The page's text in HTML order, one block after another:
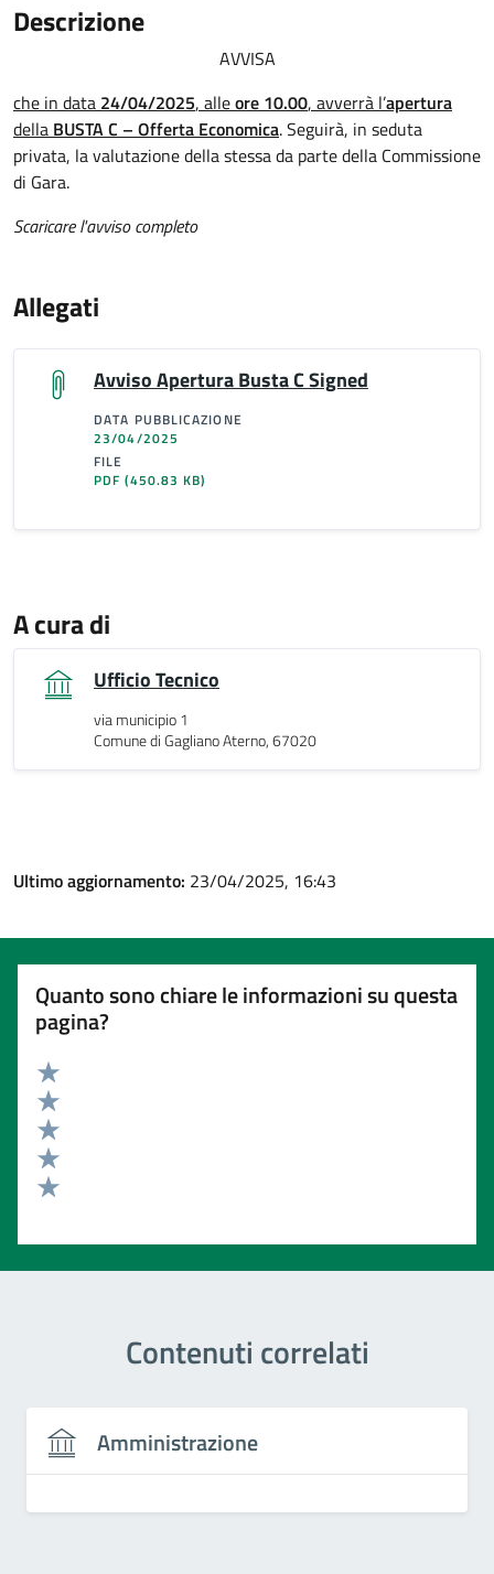
Descrizione
AVVISA
che in data 24/04/2025, alleore 10.00, avverrà l’apertura
della BUSTA C – Offerta Economica. Seguirà, in seduta
privata, la valutazione della stessa da parte della Commissione
di Gara.
Scaricare l'avviso completo
Allegati
Avviso Apertura Busta C Signed
DATA PUBBLICAZIONE
23/04/2025
FILE
PDF(450.83 KB)
A cura di
Ufficio Tecnico
via municipio 1
Comune di Gagliano Aterno, 67020
Ultimo aggiornamento: 23/04/2025, 16:43
Quanto sono chiare le informazioni su questa
pagina?
Valuta 5 stelle su 5
Valuta 4 stelle su 5
Valuta 3 stelle su 5
Valuta 2 stelle su 5
Contenuti correlati
Amministrazione